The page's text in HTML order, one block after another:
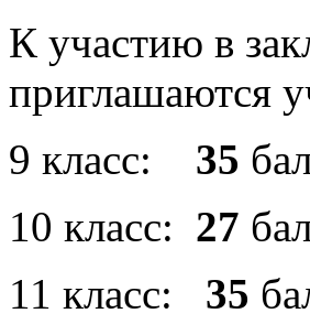
К участию в
приглашаются
9 класс: 35
10 класс: 27
11 класс: 35